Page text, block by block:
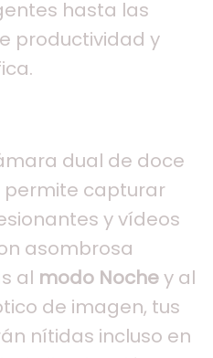
hasta las
productividad y
dual de doce
capturar
y vídeos
asombrosa
al modo Nochey al
de imagen, tus
nítidas incluso en